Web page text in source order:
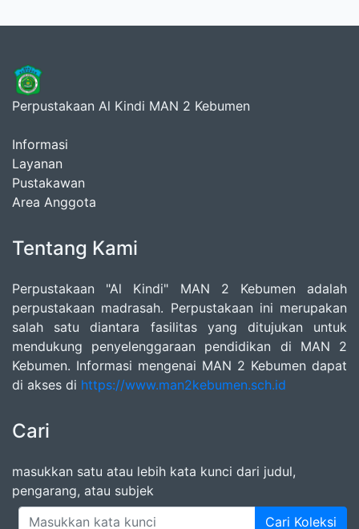
Perpustakaan Al Kindi MAN 2 Kebumen
Informasi
Layanan
Pustakawan
Area Anggota
Tentang Kami
Perpustakaan "Al Kindi" MAN 2 Kebumen adalah
perpustakaan madrasah. Perpustakaan ini merupakan
salah satu diantara fasilitas yang ditujukan untuk
mendukung penyelenggaraan pendidikan di MAN 2
Kebumen. Informasi mengenai MAN 2 Kebumen dapat
di akses di https://www.man2kebumen.sch.id
Cari
masukkan satu atau lebih kata kunci dari judul,
pengarang, atau subjek
Cari Koleksi